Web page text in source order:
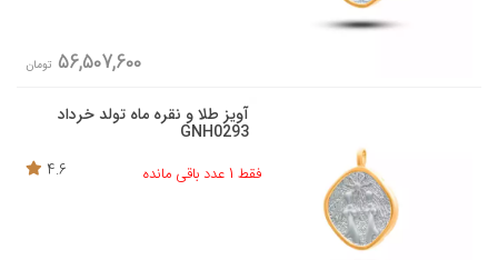
56,507,600 تومان
آویز طلا و نقره ماه تولد خرداد
GNH0293
فقط 1 عدد باقی مانده
4.6